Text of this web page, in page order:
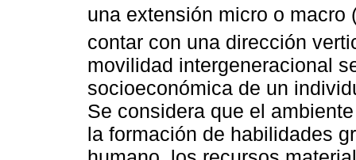
una extensión micro o macro
contar con una dirección
movilidad intergeneracional
socioeconómica de un
Se considera que el
la formación de habilidades